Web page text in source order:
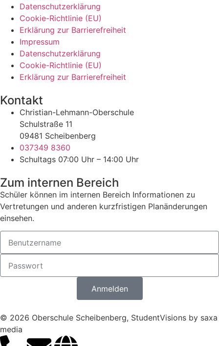
Datenschutzerklärung
Cookie-Richtlinie (EU)
Erklärung zur Barrierefreiheit
Impressum
Datenschutzerklärung
Cookie-Richtlinie (EU)
Erklärung zur Barrierefreiheit
Kontakt
Christian-Lehmann-Oberschule
Schulstraße 11
09481 Scheibenberg
037349 8360
Schultags 07:00 Uhr – 14:00 Uhr
Zum internen Bereich
Schüler können im internen Bereich Informationen zu
Vertretungen und anderen kurzfristigen Planänderungen
einsehen.
Anmelden
© 2026 Oberschule Scheibenberg, StudentVisions by saxa
media